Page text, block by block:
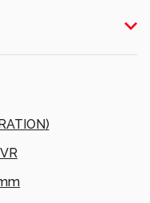
)